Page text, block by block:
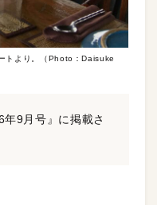
トより。（Photo：Daisuke
9月号』に掲載さ